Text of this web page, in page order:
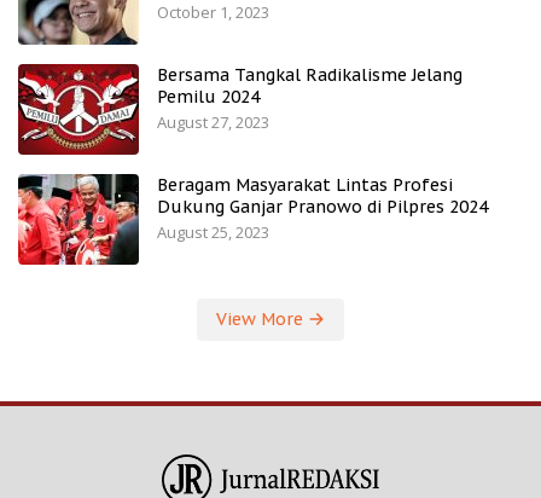
October 1, 2023
Bersama Tangkal Radikalisme Jelang
Pemilu 2024
August 27, 2023
Beragam Masyarakat Lintas Profesi
Dukung Ganjar Pranowo di Pilpres 2024
August 25, 2023
View More